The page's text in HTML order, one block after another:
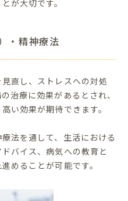
が大切です。
・精神療法
直し、ストレスへの対処
治療に効果があるとされ、
い効果が期待できます。
法を通して、生活における
バイス、病気への教育と
めることが可能です。